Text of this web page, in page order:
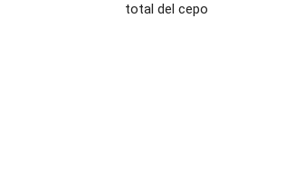
total del cepo